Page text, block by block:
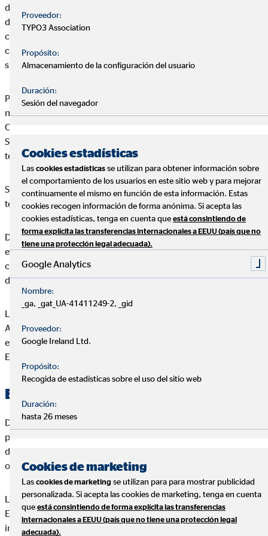
de que el acceso y uso de la página y todos los subdominios y
directorios incluidos bajo la misma (en adelante,
conjuntamente denominados como el “Web de OVB”), así
como los servicios que a través de él se puedan obtener, están
sujetos a los términos que se detallan en este Aviso Legal.
Por ello, si las consideraciones detalladas en este Aviso Legal
no son de su conformidad, rogamos no haga uso del Portal de
OVB, ya que cualquier uso que haga del mismo o de los
Servicios en él incluidos implicará la aceptación de los
términos legales recogidos en este texto.
Servicios en él incluidos implicará la aceptación de los
términos legales recogidos en este texto.
Daniel Pérez Esteban se reserva el derecho a realizar cambios
en el Web de sin previo aviso, con el objeto de actualizar,
corregir, modificar, añadir o eliminar los contenidos del Web
de Daniel Pérez Esteban o de su diseño.
Las condiciones y términos que se recogen en el presente
Aviso Legal pueden variar, por lo que le invitamos a que revise
estos términos cuando visite de nuevo el Web de Daniel Pérez
Esteban.
Exclusión de responsabilidad
Daniel Pérez Esteban excluye sin reservas toda responsabilidad
por pérdidas o daños de cualquier tipo, ya sea por daños
directos, indirectos o resultantes, que puedan resultar del uso
o del acceso al Web de Daniel Pérez Esteban.
Las informaciones publicadas en el Web de Daniel Pérez
Esteban no constituyen ninguna recomendación, oferta o
invitación para adquirir o vender seguros o instrumentos de
Proveedor:
TYPO3 Association
Propósito:
Almacenamiento de la configuración del usuario
Duración:
Sesión del navegador
Cookies estadísticas
Las cookies estadísticas se utilizan para obtener información sobre
el comportamiento de los usuarios en este sitio web y para mejorar
continuamente el mismo en función de esta información. Estas
cookies recogen información de forma anónima. Si acepta las
cookies estadísticas, tenga en cuenta que está consintiendo de
forma explícita las transferencias internacionales a EEUU (país que no
tiene una protección legal adecuada).
Google Analytics
Nombre:
_ga, _gat_UA-41411249-2, _gid
Proveedor:
Google Ireland Ltd.
Propósito:
Recogida de estadísticas sobre el uso del sitio web
Duración:
hasta 26 meses
Cookies de marketing
Las cookies de marketing se utilizan para para mostrar publicidad
personalizada. Si acepta las cookies de marketing, tenga en cuenta
que está consintiendo de forma explícita las transferencias
internacionales a EEUU (país que no tiene una protección legal
adecuada).